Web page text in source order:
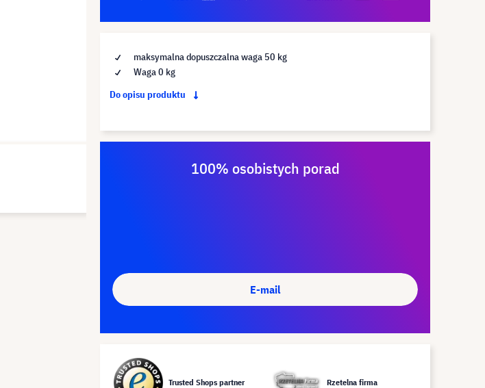
maksymalna dopuszczalna waga 50 kg
Waga 0 kg
Do opisu produktu
100% osobistych porad
E-mail
Trusted Shops partner Rzetelna firma